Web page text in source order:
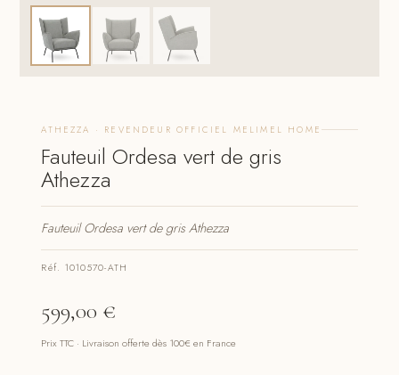
ATHEZZA · REVENDEUR OFFICIEL MELIMEL HOME
Fauteuil Ordesa vert de gris
Athezza
Fauteuil Ordesa vert de gris Athezza
Réf. 1010570-ATH
599,00 €
Prix TTC · Livraison offerte dès 100€ en France